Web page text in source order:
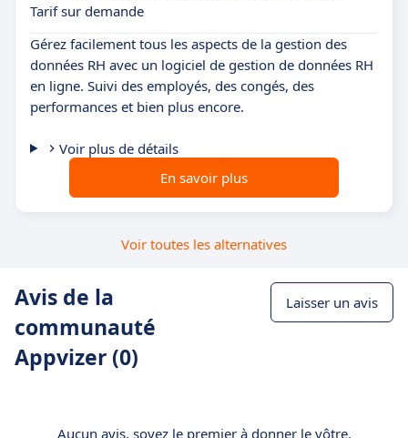
Tarif sur demande
Gérez facilement tous les aspects de la gestion des
données RH avec un logiciel de gestion de données RH
en ligne. Suivi des employés, des congés, des
performances et bien plus encore.
Voir plus de détails
En savoir plus
Voir toutes les alternatives
Avis de la
communauté
Appvizer (0)
Laisser un avis
Aucun avis, soyez le premier à donner le vôtre.